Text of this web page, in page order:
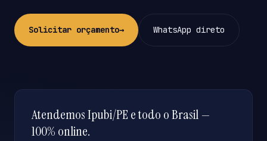
Solicitar orçamento→ WhatsApp direto
Atendemos Ipubi/PE e todo o Brasil —
100% online.